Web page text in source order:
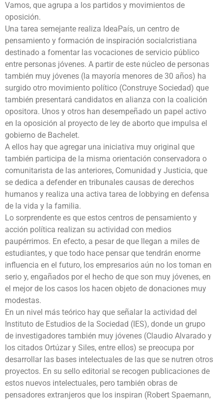
Vamos, que agrupa a los partidos y movimientos de
oposición.
Una tarea semejante realiza IdeaPaís, un centro de
pensamiento y formación de inspiración socialcristiana
destinado a fomentar las vocaciones de servicio público
entre personas jóvenes. A partir de este núcleo de personas
también muy jóvenes (la mayoría menores de 30 años) ha
surgido otro movimiento político (Construye Sociedad) que
también presentará candidatos en alianza con la coalición
opositora. Unos y otros han desempeñado un papel activo
en la oposición al proyecto de ley de aborto que impulsa el
gobierno de Bachelet.
A ellos hay que agregar una iniciativa muy original que
también participa de la misma orientación conservadora o
comunitarista de las anteriores, Comunidad y Justicia, que
se dedica a defender en tribunales causas de derechos
humanos y realiza una activa tarea de lobbying en defensa
de la vida y la familia.
Lo sorprendente es que estos centros de pensamiento y
acción política realizan su actividad con medios
paupérrimos. En efecto, a pesar de que llegan a miles de
estudiantes, y que todo hace pensar que tendrán enorme
influencia en el futuro, los empresarios aún no los toman en
serio y, engañados por el hecho de que son muy jóvenes, en
el mejor de los casos los hacen objeto de donaciones muy
modestas.
En un nivel más teórico hay que señalar la actividad del
Instituto de Estudios de la Sociedad (IES), donde un grupo
de investigadores también muy jóvenes (Claudio Alvarado y
los citados Ortúzar y Siles, entre ellos) se preocupa por
desarrollar las bases intelectuales de las que se nutren otros
proyectos. En su sello editorial se recogen publicaciones de
estos nuevos intelectuales, pero también obras de
pensadores extranjeros que los inspiran (Robert Spaemann,